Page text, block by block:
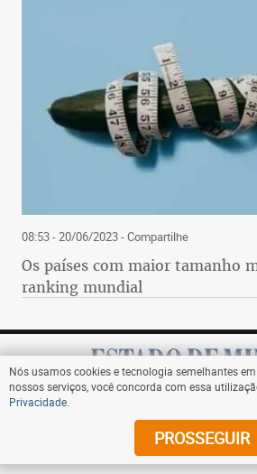
08:53 - 20/06/2023- Compartilhe
Os países com maior tamanho
ranking mundial
Assine
Nós usamos cookies e tecnologia semelhantes
nossos serviços, você concorda com essa
Privacidade
PROSSEGUIR